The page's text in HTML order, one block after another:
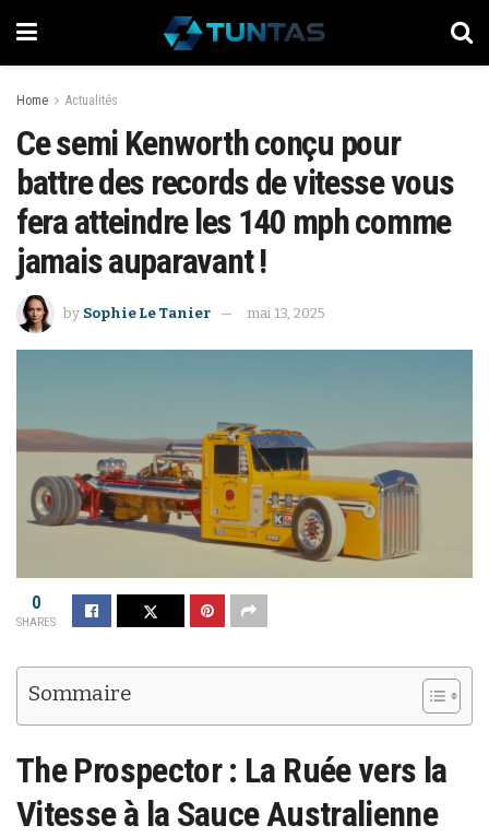
Home Actualités
Ce semi Kenworth conçu pour
battre des records de vitesse vous
fera atteindre les 140 mph comme
jamais auparavant !
by Sophie Le Tanier mai 13, 2025
0
SHARES
Sommaire
The Prospector: La Ruée vers la
Vitesse à la Sauce Australienne